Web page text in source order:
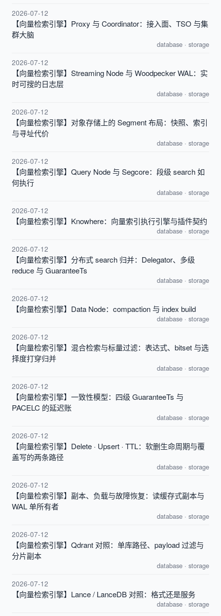
2026-07-12
【向量检索引擎】Proxy 与 Coordinator：接入面、TSO 与集
群大脑
database · storage
2026-07-12
【向量检索引擎】Streaming Node 与 Woodpecker WAL：实
时可搜的日志层
database · storage
2026-07-12
【向量检索引擎】对象存储上的 Segment 布局：快照、索引
与寻址代价
database · storage
2026-07-12
【向量检索引擎】Query Node 与 Segcore：段级 search 如
何执行
database · storage
2026-07-12
【向量检索引擎】Knowhere：向量索引执行引擎与插件契约
database · storage
2026-07-12
【向量检索引擎】分布式 search 归并：Delegator、多级
reduce 与 GuaranteeTs
database · storage
2026-07-12
【向量检索引擎】Data Node：compaction 与 index build
database · storage
2026-07-12
【向量检索引擎】混合检索与标量过滤：表达式、bitset 与选
择度打穿归并
database · storage
2026-07-12
【向量检索引擎】一致性模型：四级 GuaranteeTs 与
PACELC 的延迟账
database · storage
2026-07-12
【向量检索引擎】Delete · Upsert · TTL：软删生命周期与覆
盖写的两条路径
database · storage
2026-07-12
【向量检索引擎】副本、负载与故障恢复：读缓存式副本与
WAL 单所有者
database · storage
2026-07-12
【向量检索引擎】Qdrant 对照：单库路径、payload 过滤与
分片副本
database · storage
2026-07-12
【向量检索引擎】Lance / LanceDB 对照：格式还是服务
database · storage